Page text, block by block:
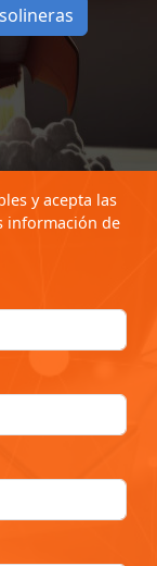
y acepta las
información de